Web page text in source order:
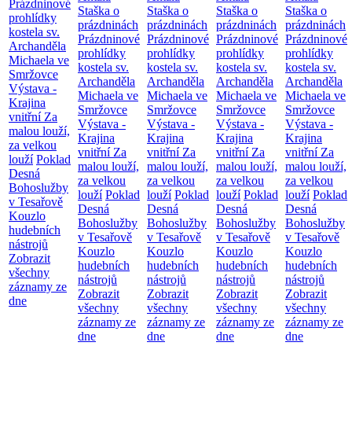
Prázdninové
prohlídky
kostela sv.
Archanděla
Michaela ve
Smržovce
Výstava -
Krajina
vnitřní Za
malou louží,
za velkou
louží Poklad
Desná
Bohoslužby
v Tesařově
Kouzlo
hudebních
nástrojů
Zobrazit
všechny
záznamy ze
dne
Staška o
prázdninách
Prázdninové
prohlídky
kostela sv.
Archanděla
Michaela ve
Smržovce
Výstava -
Krajina
vnitřní Za
malou louží,
za velkou
louží Poklad
Desná
Bohoslužby
v Tesařově
Kouzlo
hudebních
nástrojů
Zobrazit
všechny
záznamy ze
dne
Staška o
prázdninách
Prázdninové
prohlídky
kostela sv.
Archanděla
Michaela ve
Smržovce
Výstava -
Krajina
vnitřní Za
malou louží,
za velkou
louží Poklad
Desná
Bohoslužby
v Tesařově
Kouzlo
hudebních
nástrojů
Zobrazit
všechny
záznamy ze
dne
Staška o
prázdninách
Prázdninové
prohlídky
kostela sv.
Archanděla
Michaela ve
Smržovce
Výstava -
Krajina
vnitřní Za
malou louží,
za velkou
louží Poklad
Desná
Bohoslužby
v Tesařově
Kouzlo
hudebních
nástrojů
Zobrazit
všechny
záznamy ze
dne
Staška o
prázdninách
Prázdninové
prohlídky
kostela sv.
Archanděla
Michaela ve
Smržovce
Výstava -
Krajina
vnitřní Za
malou louží,
za velkou
louží Poklad
Desná
Bohoslužby
v Tesařově
Kouzlo
hudebních
nástrojů
Zobrazit
všechny
záznamy ze
dne